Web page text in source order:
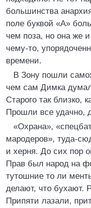
большинства
поле буквой «А»
чем поза, но она же
чему-то,
времени.
В Зону пошли
чем сам Димка
Старого так близко,
Прошли все удачно,
«Охрана»,
мародеров», туда-
и херня. До сих пор
Прав был народ на
тутошние то ли
делают, что бухают.
Припяти лазали,